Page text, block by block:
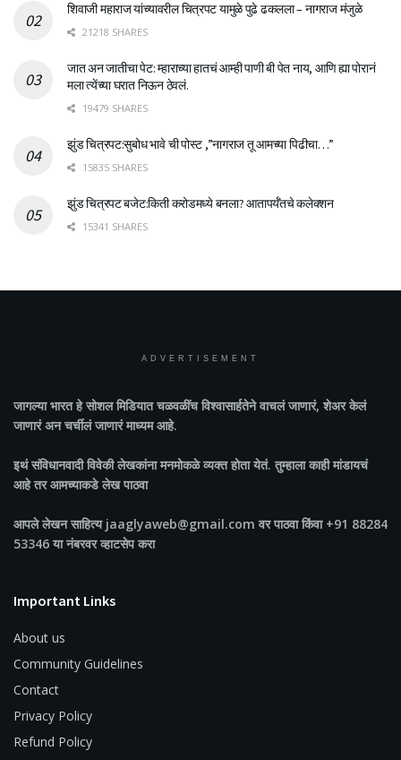
शिवाजी महाराज यांच्यावरील चित्रपट यामुळे पुढे ढकलला – नागराज मंजुळे
21218 SHARES
जात अन जातीचा पेट: म्हाराच्या हातचं आम्ही पाणी बी पेत नाय, आणि ह्या पोरानं
मला त्येंच्या घरात निऊन ठेवलं.
19479 SHARES
झुंड चित्रपट:सुबोध भावे ची पोस्ट ,”नागराज तू आमच्या पिढीचा…”
15835 SHARES
झुंड चित्रपट बजेट:किती करोडमध्ये बनला? आतापर्यँतचे कलेक्शन
15341 SHARES
ADVERTISEMENT
जागल्या भारतहे सोशल मिडियात चळवळींच विश्वासार्हतेने वाचलं जाणारं, शेअर केलं
जाणारं अन चर्चीलं जाणारं माध्यम आहे.
इथं संविधानवादी विवेकी लेखकांना मनमोकळे व्यक्त होता येतं. तुम्हाला काही मांडायचं
आहे तर आमच्याकडे लेख पाठवा
आपले लेखन साहित्य jaaglyaweb@gmail.com वर पाठवा किंवा +91 88284
53346 या नंबरवर व्हाटसेप करा
Important Links
About us
Community Guidelines
Contact
Privacy Policy
Refund Policy